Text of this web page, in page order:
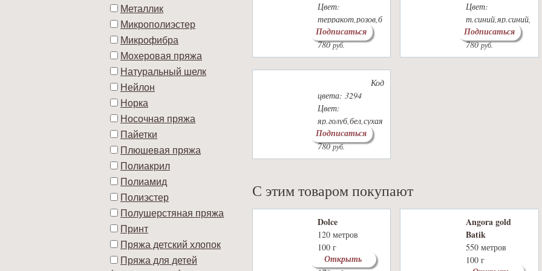
Металлик
Микрополиэстер
Микрофибра
Мохеровая пряжа
Натуральный шелк
Нейлон
Норка
Носочная пряжа
Пайетки
Плюшевая пряжа
Полиакрил
Полиамид
Полиэстер
Полушерстяная пряжа
Принт
Пряжа детский хлопок
Пряжа для детей
Цвет:
терракот,розов,б
л.розов
780руб.
Подписаться
Цвет:
т.синий,яр.синий,
серый
780руб.
Подписаться
Код
цвета: 3294
Цвет:
яр.голуб,бел,сухая
роза
780руб.
Подписаться
С этим товаром покупают
Dolce
120 метров
100 г
39 цветов
Открыть
Angora gold
Batik
550 метров
100 г